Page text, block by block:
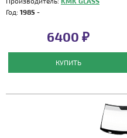
Год: 1985 -
6400 ₽
КУПИТЬ